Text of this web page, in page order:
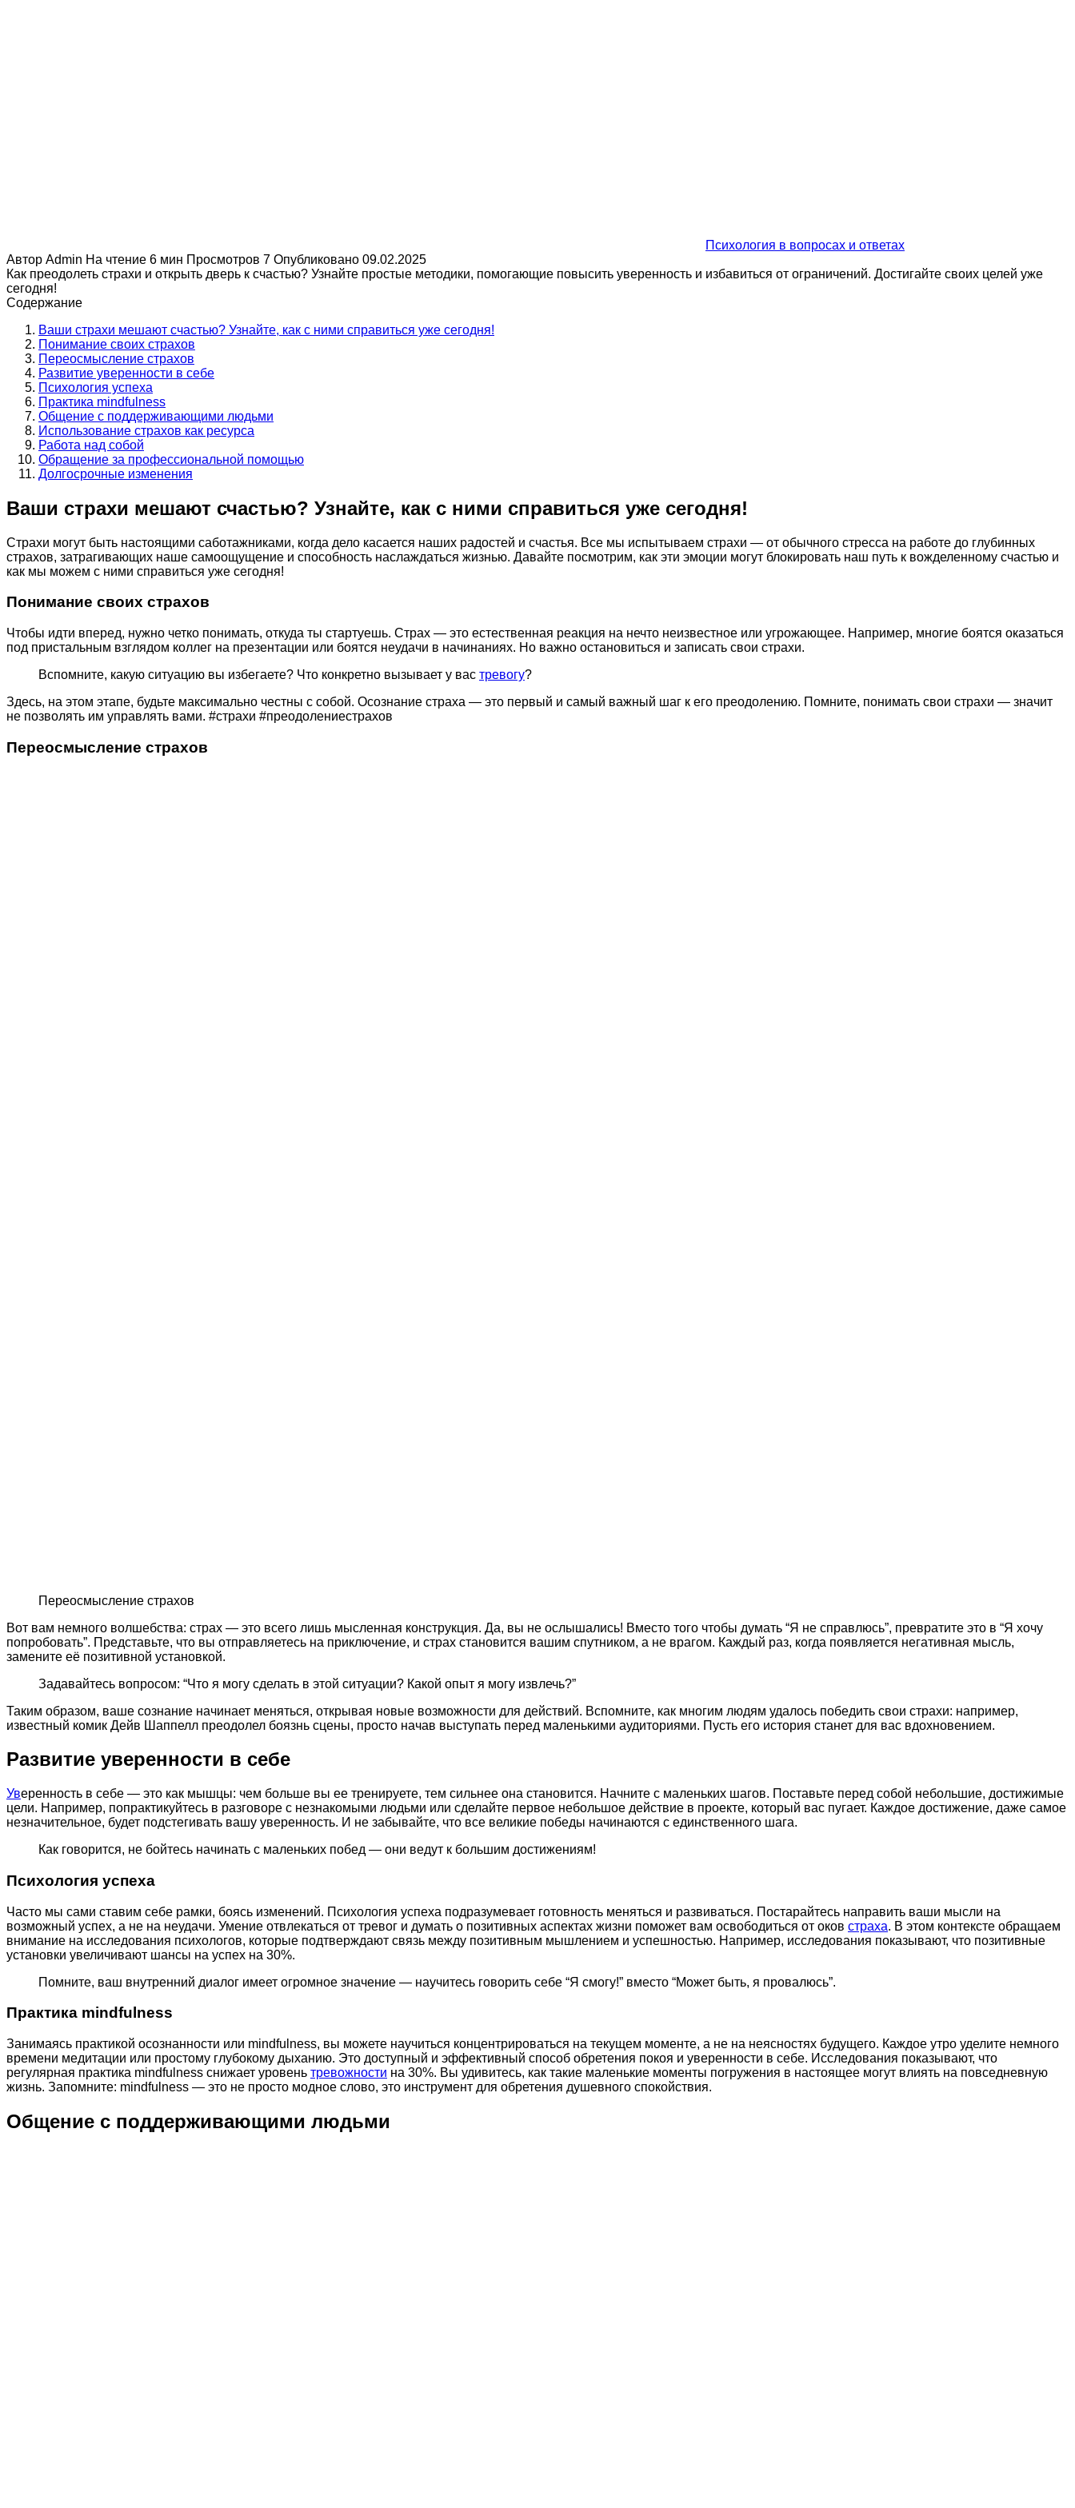
Психология в вопросах и ответах
Автор Admin На чтение 6 мин Просмотров 7 Опубликовано 09.02.2025
Как преодолеть страхи и открыть дверь к счастью? Узнайте простые методики, помогающие повысить уверенность и избавиться от ограничений. Достигайте своих целей уже
сегодня!
Содержание
Ваши страхи мешают счастью? Узнайте, как с ними справиться уже сегодня!
Понимание своих страхов
Переосмысление страхов
Развитие уверенности в себе
Психология успеха
Практика mindfulness
Общение с поддерживающими людьми
Использование страхов как ресурса
Работа над собой
Обращение за профессиональной помощью
Долгосрочные изменения
Ваши страхи мешают счастью? Узнайте, как с ними справиться уже сегодня!
Страхи могут быть настоящими саботажниками, когда дело касается наших радостей и счастья. Все мы испытываем страхи — от обычного стресса на работе до глубинных
страхов, затрагивающих наше самоощущение и способность наслаждаться жизнью. Давайте посмотрим, как эти эмоции могут блокировать наш путь к вожделенному счастью и
как мы можем с ними справиться уже сегодня!
Понимание своих страхов
Чтобы идти вперед, нужно четко понимать, откуда ты стартуешь. Страх — это естественная реакция на нечто неизвестное или угрожающее. Например, многие боятся оказаться
под пристальным взглядом коллег на презентации или боятся неудачи в начинаниях. Но важно остановиться и записать свои страхи.
Вспомните, какую ситуацию вы избегаете? Что конкретно вызывает у вас тревогу?
Здесь, на этом этапе, будьте максимально честны с собой. Осознание страха — это первый и самый важный шаг к его преодолению. Помните, понимать свои страхи — значит
не позволять им управлять вами. #страхи #преодолениестрахов
Переосмысление страхов
Переосмысление страхов
Вот вам немного волшебства: страх — это всего лишь мысленная конструкция. Да, вы не ослышались! Вместо того чтобы думать “Я не справлюсь”, превратите это в “Я хочу
попробовать”. Представьте, что вы отправляетесь на приключение, и страх становится вашим спутником, а не врагом. Каждый раз, когда появляется негативная мысль,
замените её позитивной установкой.
Задавайтесь вопросом: “Что я могу сделать в этой ситуации? Какой опыт я могу извлечь?”
Таким образом, ваше сознание начинает меняться, открывая новые возможности для действий. Вспомните, как многим людям удалось победить свои страхи: например,
известный комик Дейв Шаппелл преодолел боязнь сцены, просто начав выступать перед маленькими аудиториями. Пусть его история станет для вас вдохновением.
Развитие уверенности в себе
Уверенность в себе — это как мышцы: чем больше вы ее тренируете, тем сильнее она становится. Начните с маленьких шагов. Поставьте перед собой небольшие, достижимые
цели. Например, попрактикуйтесь в разговоре с незнакомыми людьми или сделайте первое небольшое действие в проекте, который вас пугает. Каждое достижение, даже самое
незначительное, будет подстегивать вашу уверенность. И не забывайте, что все великие победы начинаются с единственного шага.
Как говорится, не бойтесь начинать с маленьких побед — они ведут к большим достижениям!
Психология успеха
Часто мы сами ставим себе рамки, боясь изменений. Психология успеха подразумевает готовность меняться и развиваться. Постарайтесь направить ваши мысли на
возможный успех, а не на неудачи. Умение отвлекаться от тревог и думать о позитивных аспектах жизни поможет вам освободиться от оков страха. В этом контексте обращаем
внимание на исследования психологов, которые подтверждают связь между позитивным мышлением и успешностью. Например, исследования показывают, что позитивные
установки увеличивают шансы на успех на 30%.
Помните, ваш внутренний диалог имеет огромное значение — научитесь говорить себе “Я смогу!” вместо “Может быть, я провалюсь”.
Практика mindfulness
Занимаясь практикой осознанности или mindfulness, вы можете научиться концентрироваться на текущем моменте, а не на неясностях будущего. Каждое утро уделите немного
времени медитации или простому глубокому дыханию. Это доступный и эффективный способ обретения покоя и уверенности в себе. Исследования показывают, что
регулярная практика mindfulness снижает уровень тревожности на 30%. Вы удивитесь, как такие маленькие моменты погружения в настоящее могут влиять на повседневную
жизнь. Запомните: mindfulness — это не просто модное слово, это инструмент для обретения душевного спокойствия.
Общение с поддерживающими людьми